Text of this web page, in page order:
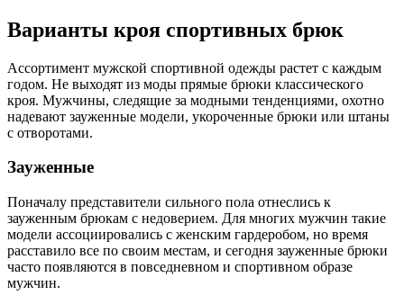
Варианты кроя спортивных брюк
Ассортимент мужской спортивной одежды растет с каждым
годом. Не выходят из моды прямые брюки классического
кроя. Мужчины, следящие за модными тенденциями, охотно
надевают зауженные модели, укороченные брюки или штаны
с отворотами.
Зауженные
Поначалу представители сильного пола отнеслись к
зауженным брюкам с недоверием. Для многих мужчин такие
модели ассоциировались с женским гардеробом, но время
расставило все по своим местам, и сегодня зауженные брюки
часто появляются в повседневном и спортивном образе
мужчин.